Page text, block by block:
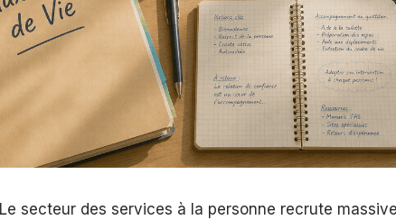
Le secteur des services à la personne recrute